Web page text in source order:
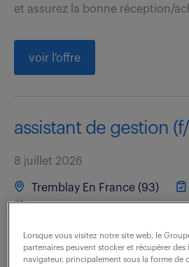
et assurez la bonne réception/
voir l'offre
assistant de gestion
8 juillet 2026
Tremblay En France (93)
Rattaché(e) directement au
vous devenez le pivot de la
Lorsque vous visitez notre site web, le
partenaires peuvent stocker et récupérer
navigateur, principalement sous la forme de